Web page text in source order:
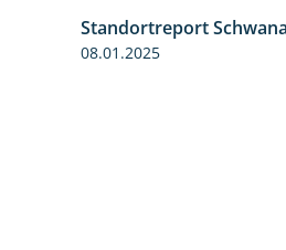
Standortreport
08.01.2025